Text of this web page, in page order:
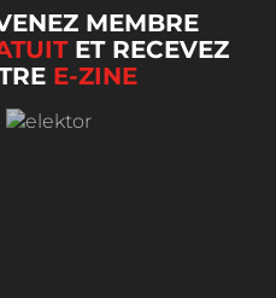
MEMBRE
ET RECEVEZ
E-ZINE